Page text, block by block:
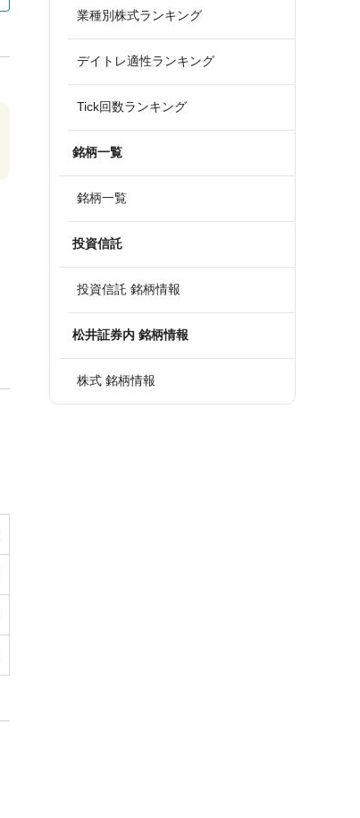
業種別株式ランキング
デイトレ適性ランキング
Tick回数ランキング
銘柄一覧
銘柄一覧
投資信託
投資信託 銘柄情報
松井証券内 銘柄情報
株式 銘柄情報